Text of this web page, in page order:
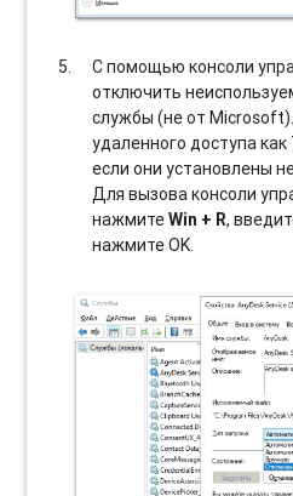
С помощью консоли
отключить
службы (не от
удаленного доступа
если они установлены
Для вызова консоли
нажмитеWin + R,
нажмите OK.